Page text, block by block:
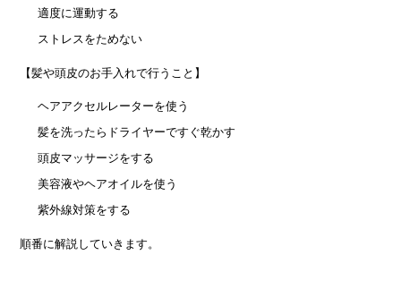
適度に運動する
ストレスをためない
【髪や頭皮のお手入れで行うこと】
ヘアアクセルレーターを使う
髪を洗ったらドライヤーですぐ乾かす
頭皮マッサージをする
美容液やヘアオイルを使う
紫外線対策をする
順番に解説していきます。